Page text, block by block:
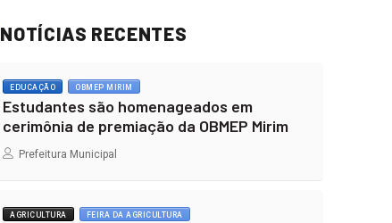
NOTÍCIAS RECENTES
EDUCAÇÃO OBMEP MIRIM
Estudantes são homenageados em
cerimônia de premiação da OBMEP Mirim
Prefeitura Municipal
AGRICULTURA FEIRA DA AGRICULTURA